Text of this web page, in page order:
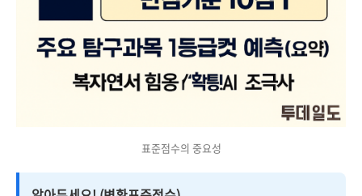
표준점수의 중요성